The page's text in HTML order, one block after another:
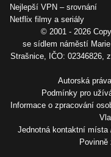
Nejlepší VPN – srovnání
Netflix filmy a seriály
© 2001 - 2026
se sídlem náměstí
Strašnice, IČO: 02346826,
Autorská
Podmínky pro
Informace o zpracování
Jednotná kontaktní místa
Povinně